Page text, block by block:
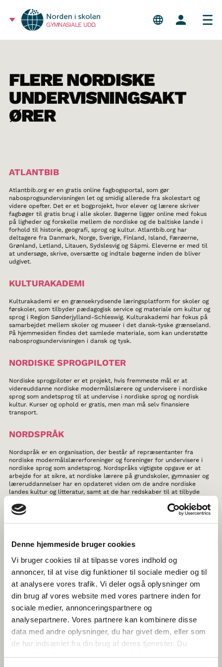
Denne hjemmeside bruger cookies
Vi bruger cookies til at tilpasse vores indhold og
annoncer, til at vise dig funktioner til sociale medier og til
at analysere vores trafik. Vi deler også oplysninger om
din brug af vores website med vores partnere inden for
sociale medier, annonceringspartnere og
analysepartnere. Vores partnere kan kombinere disse
data med andre oplysninger, du har givet dem, eller som
de har indsamlet fra din brug af deres tjenester. Du
samtykker til vores cookies, hvis du fortsætter med at
GYMNASIALE UDD.
FLERE NORDISKE
UNDERVISNINGSAKT
ØRER
ATLANTBIB
Atlantbib.org er en gratis online fagbogsportal, som gør
nabosprogsundervisningen let og smidig allerede fra skolestart og
videre opefter. Det er et bogprojekt, hvor elever og lærere skriver
fagbøger til gratis brug i alle skoler. Bøgerne ligger online med fokus
på ligheder og forskelle mellem de nordiske og de baltiske lande i
forhold til historie, geografi, sprog og kultur. Atlantbib.org har
deltagere fra Danmark, Norge, Sverige, Finland, Island, Færøerne,
Grønland, Letland, Litauen, Sydslesvig og Sápmi. Eleverne er med til
at undersøge, skrive, oversætte og indtale bøgerne inden de bliver
udgivet.
KULTURAKADEMI
Kulturakademi er en grænsekrydsende læringsplatform for skoler og
førskoler, som tilbyder pædagogisk service og materiale om kultur og
sprog i Region Sønderjylland-Schleswig. Kulturakademi har fokus på
samarbejdet mellem skoler og museer i det dansk-tyske grænseland.
På hjemmesiden findes det samlede materiale, som kan understøtte
nabosprogsundervisningen i dansk og tysk.
NORDISKE SPROGPILOTER
Nordiske sprogpiloter er et projekt, hvis fremmeste mål er at
videreuddanne nordiske modermålslærere og undervisere i nordiske
sprog som andetsprog til at undervise i nordiske sprog og nordisk
kultur. Kurser og ophold er gratis, men man må selv finansiere
transport.
NORDSPRÅK
Nordspråk er en organisation, der består af repræsentanter fra
nordiske modermålslærerforeninger og foreninger for undervisere i
nordiske sprog som andetsprog. Nordspråks vigtigste opgave er at
arbejde for at sikre, at nordiske lærere på grundskoler, gymnasier og
læreruddannelser har en opdateret viden om de andre nordiske
landes kultur og litteratur, samt at de har redskaber til at tilbyde
Nordspråk har arbejdet med udvikling af kurser og publikationer til
nordiske lærere i mere end 30 år.
LITERATURE
kvindelitteratur, samtidig med at du kan fordybe dig i mere end 1.000
års kvindelitteraturhistorie fra Sverige, Norge, Danmark, Finland,
førende litteraturhistorikere.
TEGNTUBE
nysgerrige efter at lære om tegnsprog, men også voksne pårørende til